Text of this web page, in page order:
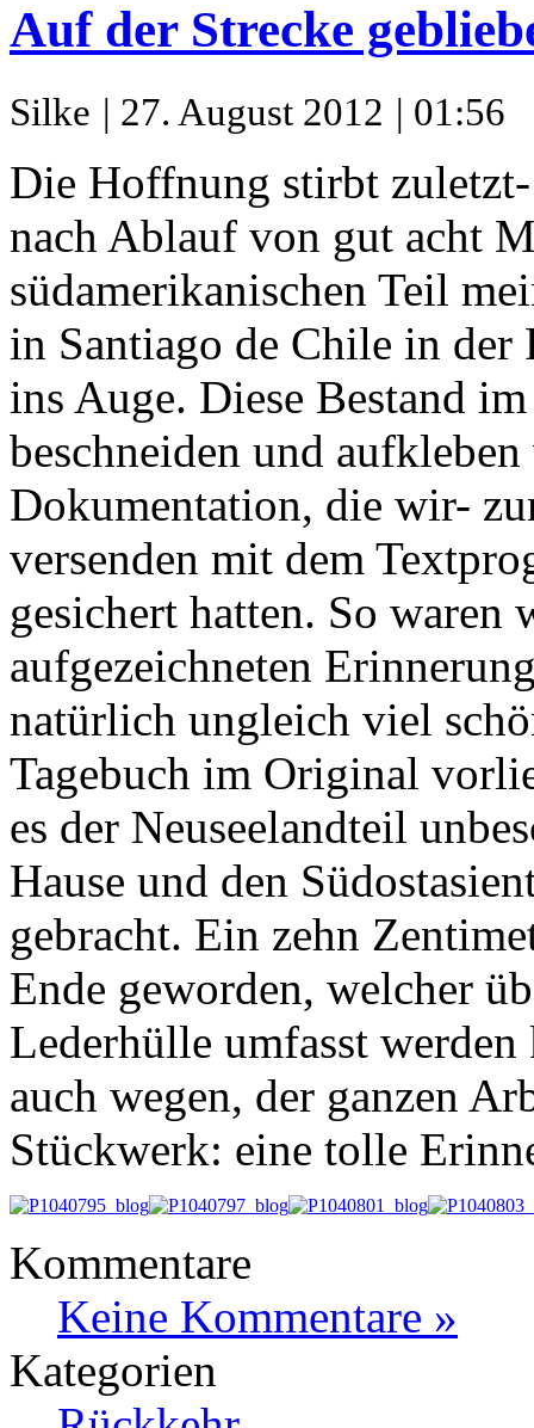
Auf der Strecke
Silke | 27. August 2012 | 01:56
Die Hoffnung stirbt
nach Ablauf von gut acht
südamerikanischen Teil
in Santiago de Chile in der
ins Auge. Diese Bestand
beschneiden und
Dokumentation, die wir-
versenden mit dem
gesichert hatten. So
aufgezeichneten
natürlich ungleich viel
Tagebuch im Original
es der Neuseelandteil
Hause und den
gebracht. Ein zehn
Ende geworden, welcher
Lederhülle umfasst
auch wegen, der ganzen
Stückwerk: eine tolle
Kommentare
Keine Kommentare »
Kategorien